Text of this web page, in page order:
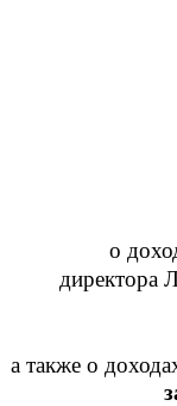
о до
директора
а также о